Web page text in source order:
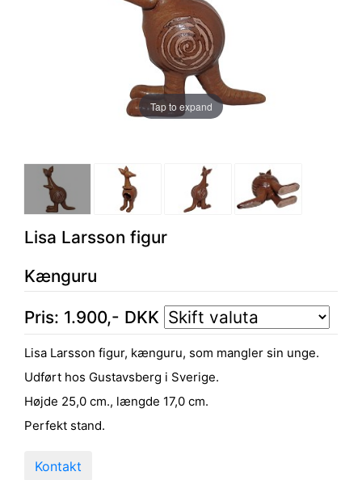
Tap to expand
Lisa Larsson figur
Kænguru
Pris: 1.900,- DKK
Lisa Larsson figur, kænguru, som mangler sin unge.
Udført hos Gustavsberg i Sverige.
Højde 25,0 cm., længde 17,0 cm.
Perfekt stand.
Kontakt